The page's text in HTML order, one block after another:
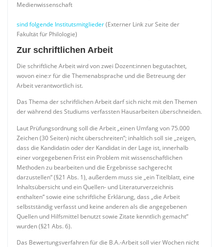
Medienwissenschaft
sind folgende Institutsmitglieder(Externer Link zur Seite der
Fakultät für Philologie)
Zur schriftlichen Arbeit
Die schriftliche Arbeit wird von zwei Dozent:innen begutachtet,
wovon eine:r für die Themenabsprache und die Betreuung der
Arbeit verantwortlich ist.
Das Thema der schriftlichen Arbeit darf sich nicht mit den Themen
der während des Studiums verfassten Hausarbeiten überschneiden.
Laut Prüfungsordnung soll die Arbeit „einen Umfang von 75.000
Zeichen (30 Seiten) nicht überschreiten“; inhaltlich soll sie „zeigen,
dass die Kandidatin oder der Kandidat in der Lage ist, innerhalb
einer vorgegebenen Frist ein Problem mit wissenschaftlichen
Methoden zu bearbeiten und die Ergebnisse sachgerecht
darzustellen“ (§21 Abs. 1), außerdem muss sie „ein Titelblatt, eine
Inhaltsübersicht und ein Quellen- und Literaturverzeichnis
enthalten“ sowie eine schriftliche Erklärung, dass „die Arbeit
selbstständig verfasst und keine anderen als die angegebenen
Quellen und Hilfsmittel benutzt sowie Zitate kenntlich gemacht“
wurden (§21 Abs. 6).
Das Bewertungsverfahren für die B.A.-Arbeit soll vier Wochen nicht